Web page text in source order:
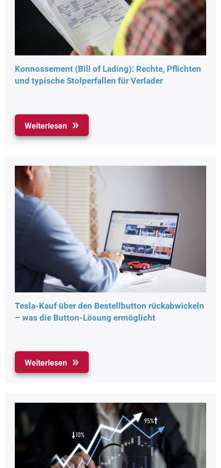
Konnossement (Bill of Lading): Rechte, Pflichten
und typische Stolperfallen für Verlader
Weiterlesen
Tesla-Kauf über den Bestellbutton rückabwickeln
– was die Button-Lösung ermöglicht
Weiterlesen